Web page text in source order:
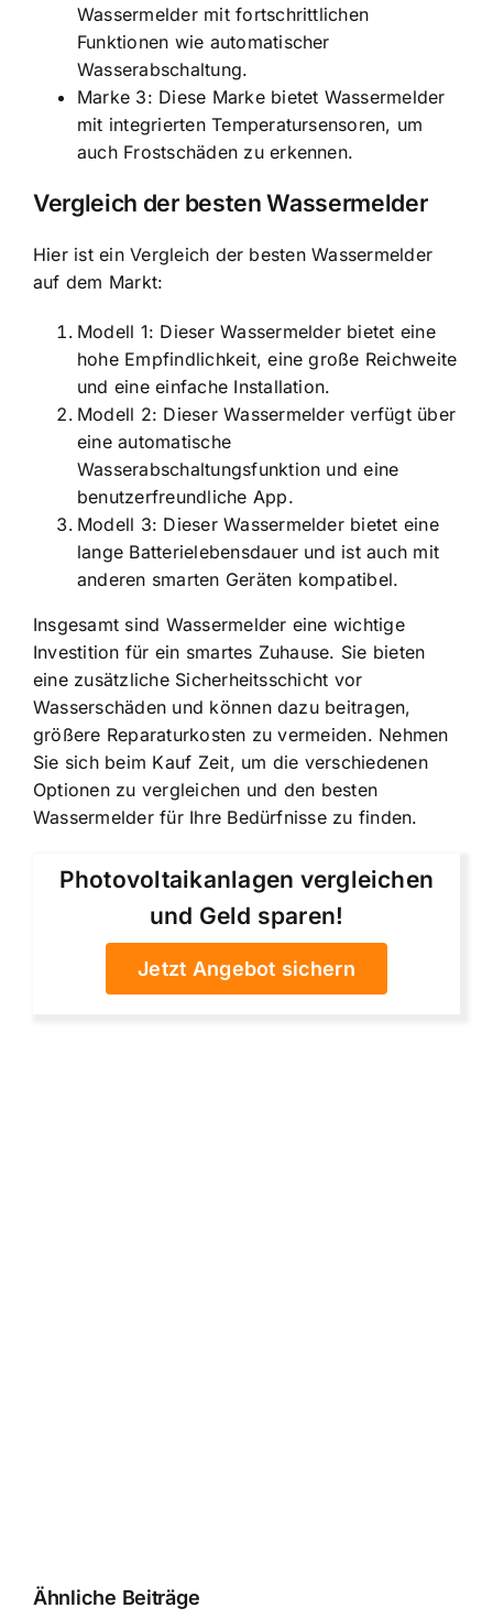
Wassermelder mit fortschrittlichen
Funktionen wie automatischer
Wasserabschaltung.
Marke 3: Diese Marke bietet Wassermelder
mit integrierten Temperatursensoren, um
auch Frostschäden zu erkennen.
Vergleich der besten Wassermelder
Hier ist ein Vergleich der besten Wassermelder
auf dem Markt:
Modell 1: Dieser Wassermelder bietet eine
hohe Empfindlichkeit, eine große Reichweite
und eine einfache Installation.
Modell 2: Dieser Wassermelder verfügt über
eine automatische
Wasserabschaltungsfunktion und eine
benutzerfreundliche App.
Modell 3: Dieser Wassermelder bietet eine
lange Batterielebensdauer und ist auch mit
anderen smarten Geräten kompatibel.
Insgesamt sind Wassermelder eine wichtige
Investition für ein smartes Zuhause. Sie bieten
eine zusätzliche Sicherheitsschicht vor
Wasserschäden und können dazu beitragen,
größere Reparaturkosten zu vermeiden. Nehmen
Sie sich beim Kauf Zeit, um die verschiedenen
Optionen zu vergleichen und den besten
Wassermelder für Ihre Bedürfnisse zu finden.
Photovoltaikanlagen vergleichen
und Geld sparen!
Jetzt Angebot sichern
Ähnliche Beiträge